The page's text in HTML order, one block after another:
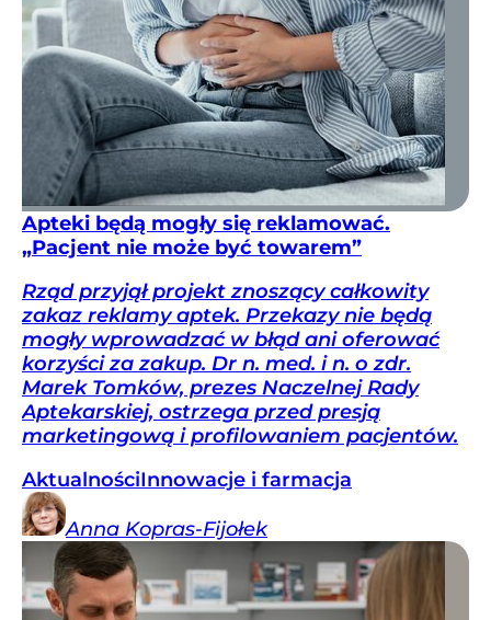
Apteki będą mogły się reklamować.
„Pacjent nie może być towarem”
Rząd przyjął projekt znoszący całkowity
zakaz reklamy aptek. Przekazy nie będą
mogły wprowadzać w błąd ani oferować
korzyści za zakup. Dr n. med. i n. o zdr.
Marek Tomków, prezes Naczelnej Rady
Aptekarskiej, ostrzega przed presją
marketingową i profilowaniem pacjentów.
AktualnościInnowacje i farmacja
Anna Kopras-Fijołek